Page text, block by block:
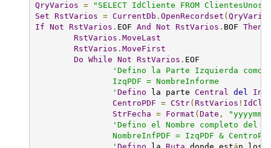
QryVarios
=
"SELECT IdCliente FROM
Set
RstVarios = CurrentDb .OpenRecordset (
If
Not RstVarios . EOF And Not RstVarios . BOF Then
RstVarios .MoveLast
RstVarios .MoveFirst
Do
While Not RstVarios . EOF
'Defino la Parte Izquierda como
IzqPDF = NombreInforme
'Defino la parte Central del
CentroPDF
= CStr( RstVarios !
StrFecha
= Format (Date ,
'Defino el Nombre completo del
NombreInfPDF = IzqPDF & CentroPDF